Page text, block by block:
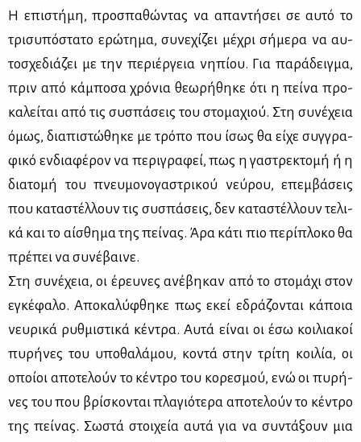
Η επι­στή­μη, προ­σπα­θώ­ντας να απα­ντή­σει σε αυ­τό το
τρι­συ­πό­στα­το ερώ­τη­μα, συ­νε­χί­ζει μέ­χρι σή­με­ρα να αυ­
το­σχε­διά­ζει με την πε­ριέρ­γεια νη­πί­ου. Για πα­ρά­δειγ­μα,
πριν από κά­μπο­σα χρό­νια θε­ω­ρή­θη­κε ότι η πεί­να προ­
κα­λεί­ται από τις συ­σπά­σεις του στο­μα­χιού. Στη συ­νέ­χεια
όμως, δια­πι­στώ­θη­κε με τρό­πο που ίσως θα εί­χε συγ­γρα­
φι­κό εν­δια­φέ­ρον να πε­ρι­γρα­φεί, πως η γα­στρε­κτο­μή ή η
δια­το­μή του πνευ­μο­νο­γα­στρι­κού νεύ­ρου, επεμ­βά­σεις
που κα­τα­στέλ­λουν τις συ­σπά­σεις, δεν κα­τα­στέλ­λουν τε­λι­
κά και το αί­σθη­μα της πεί­νας. Άρα κά­τι πιο πε­ρί­πλο­κο θα
πρέ­πει να συ­νέ­βαι­νε.
Στη συ­νέ­χεια, οι έρευ­νες ανέ­βη­καν από το στο­μά­χι στον
εγκέ­φα­λο. Απο­κα­λύ­φθη­κε πως εκεί εδρά­ζο­νται κά­ποια
νευ­ρι­κά ρυθ­μι­στι­κά κέ­ντρα. Αυ­τά εί­ναι οι έσω κοι­λια­κοί
πυ­ρή­νες του υπο­θα­λά­μου, κο­ντά στην τρί­τη κοι­λία, οι
οποί­οι απο­τε­λούν το κέ­ντρο του κο­ρε­σμού, ενώ οι πυ­ρή­
νες του που βρί­σκο­νται πλα­γιό­τε­ρα απο­τε­λούν το κέ­ντρο
της πεί­νας. Σω­στά στοι­χεία αυ­τά για να συ­ντά­ξουν μια